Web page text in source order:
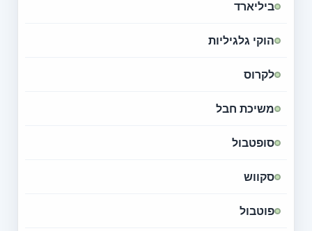
ביליארד
הוקי גלגיליות
לקרוס
משיכת חבל
סופטבול
סקווש
פוטבול